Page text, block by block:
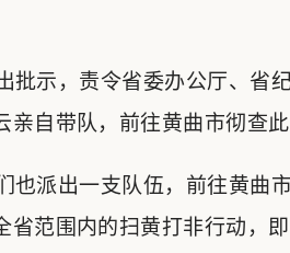
示，责令省委办公厅、省
自带队，前往黄曲市彻查此
派出一支队伍，前往黄曲市
范围内的扫黄打非行动，即